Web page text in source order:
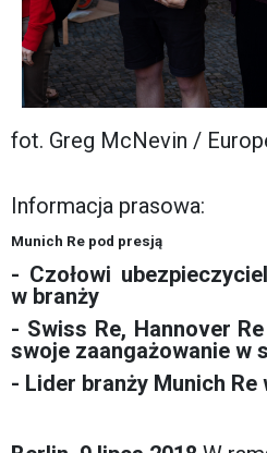
fot. Greg McNevin /
Informacja prasowa:
Munich Re pod presją
- Czołowi
w branży
- Swiss Re, Hannover
swoje zaangażowanie w
- Lider branży Munich